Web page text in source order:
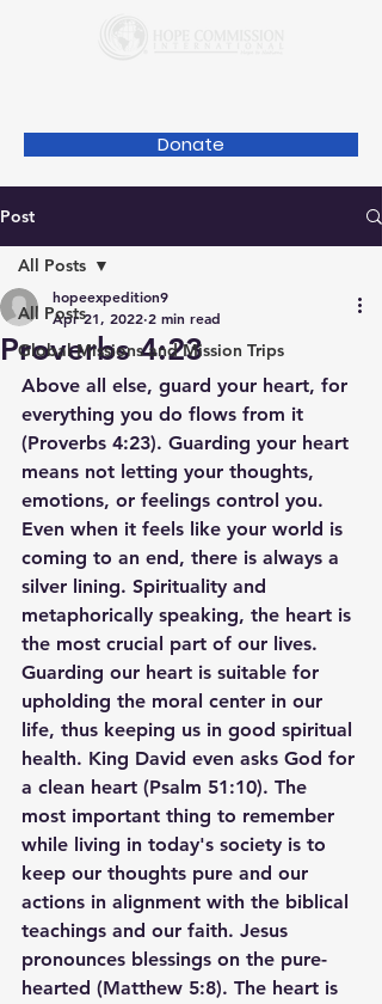
Donate
Post
All Posts
Global Missions and Mission Trips
All Posts
Proverbs 4:23
hopeexpedition9
Apr 21, 2022 2 min read
Above all else, guard your heart, for
everything you do flows from it
(Proverbs 4:23). Guarding your heart
means not letting your thoughts,
emotions, or feelings control you.
Even when it feels like your world is
coming to an end, there is always a
silver lining. Spirituality and
metaphorically speaking, the heart is
the most crucial part of our lives.
Guarding our heart is suitable for
upholding the moral center in our
life, thus keeping us in good spiritual
health. King David even asks God for
a clean heart (Psalm 51:10). The
most important thing to remember
while living in today's society is to
keep our thoughts pure and our
actions in alignment with the biblical
teachings and our faith. Jesus
pronounces blessings on the pure-
hearted (Matthew 5:8). The heart is